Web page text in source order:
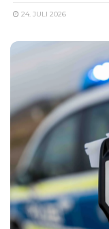
24. JULI 2026